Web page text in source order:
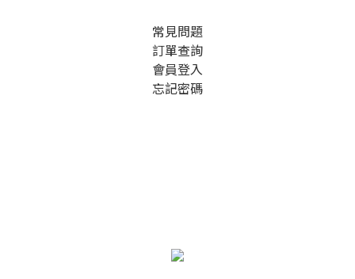
常見問題
訂單查詢
會員登入
忘記密碼